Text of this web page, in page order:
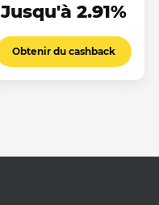
Jusqu'à 2.91%
Obtenir du cashback